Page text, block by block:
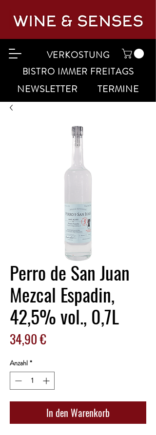
VERKOSTUNG
BISTRO IMMER FREITAGS
NEWSLETTER TERMINE
Perro de San Juan
Mezcal Espadin,
42,5% vol., 0,7L
34,90 €Preis
Anzahl *
In den Warenkorb